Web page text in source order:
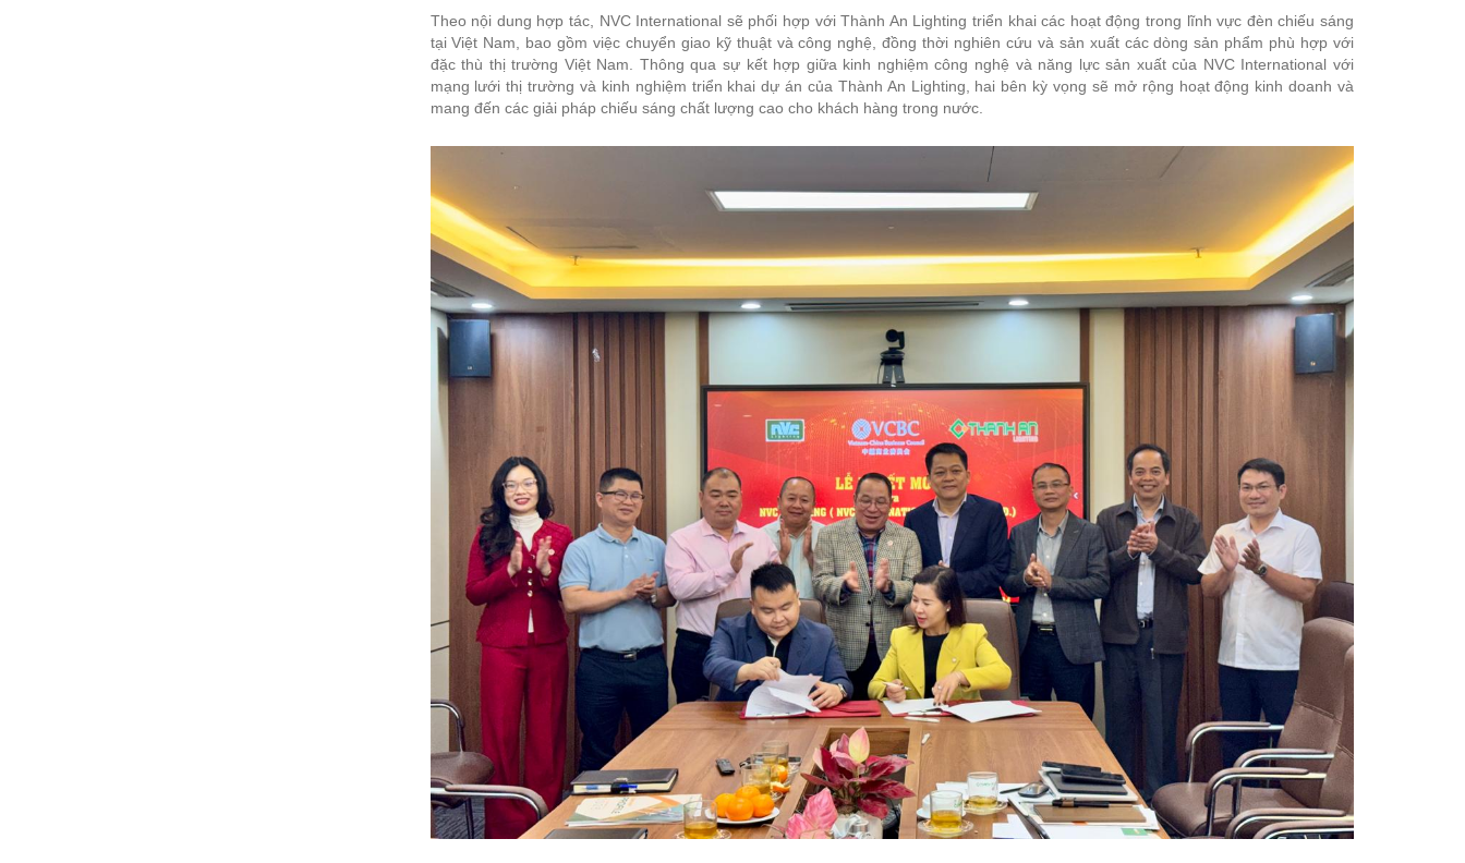
Theo nội dung hợp tác, NVC International sẽ phối hợp với Thành An Lighting triển khai các hoạt động trong lĩnh vực đèn chiếu sáng
tại Việt Nam, bao gồm việc chuyển giao kỹ thuật và công nghệ, đồng thời nghiên cứu và sản xuất các dòng sản phẩm phù hợp với
đặc thù thị trường Việt Nam. Thông qua sự kết hợp giữa kinh nghiệm công nghệ và năng lực sản xuất của NVC International với
mạng lưới thị trường và kinh nghiệm triển khai dự án của Thành An Lighting, hai bên kỳ vọng sẽ mở rộng hoạt động kinh doanh và
mang đến các giải pháp chiếu sáng chất lượng cao cho khách hàng trong nước.